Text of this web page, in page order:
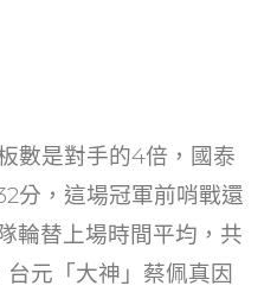
數是對手的4倍，國泰
分，這場冠軍前哨戰還
輪替上場時間平均，共
元「大神」蔡佩真因